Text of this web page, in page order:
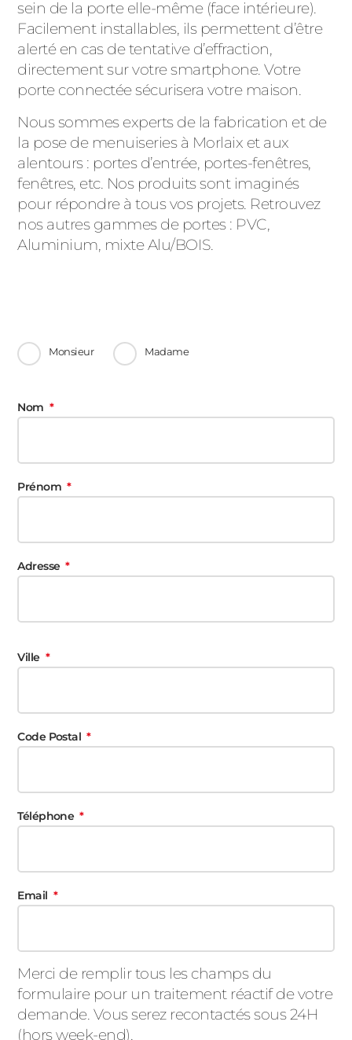
sein de la porte elle-même (face intérieure).
Facilement installables, ils permettent d’être
alerté en cas de tentative d’effraction,
directement sur votre smartphone. Votre
porte connectée sécurisera votre maison.
Nous sommes experts de la fabrication et de
la pose de menuiseries à Morlaix et aux
alentours : portes d’entrée, portes-fenêtres,
fenêtres, etc. Nos produits sont imaginés
pour répondre à tous vos projets. Retrouvez
nos autres gammes de portes : PVC,
Aluminium, mixte Alu/BOIS.
Monsieur Madame
Nom
Prénom
Adresse
Ville
Code Postal
Téléphone
Email
Merci de remplir tous les champs du
formulaire pour un traitement réactif de votre
demande. Vous serez recontactés sous 24H
(hors week-end).